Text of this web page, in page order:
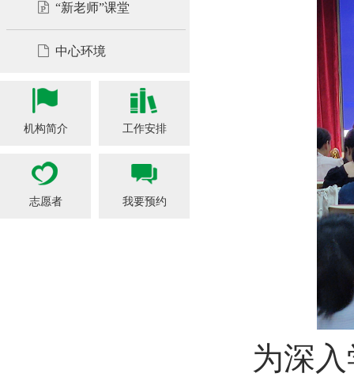
“新老师”课堂
中心环境
机构简介 工作安排
志愿者 我要预约
为深